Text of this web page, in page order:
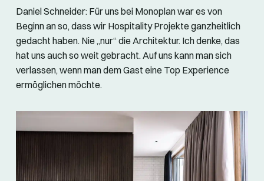
Daniel Schneider: Für uns bei Monoplan war es von
Beginn an so, dass wir Hospitality Projekte ganzheitlich
gedacht haben. Nie „nur“ die Architektur. Ich denke, das
hat uns auch so weit gebracht. Auf uns kann man sich
verlassen, wenn man dem Gast eine Top Experience
ermöglichen möchte.